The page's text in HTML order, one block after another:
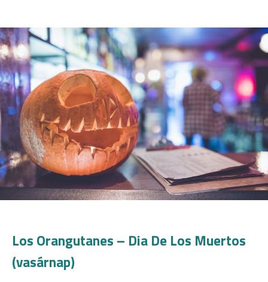
Los Orangutanes – Dia De Los Muertos
(vasárnap)